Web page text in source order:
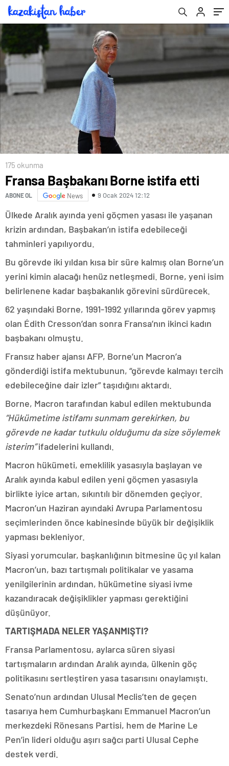
175 okunma
Fransa Başbakanı Borne istifa etti
ABONE OL News 9 Ocak 2024 12:12
Ülkede Aralık ayında yeni göçmen yasası ile yaşanan
krizin ardından, Başbakan’ın istifa edebileceği
tahminleri yapılıyordu.
Bu görevde iki yıldan kısa bir süre kalmış olan Borne’un
yerini kimin alacağı henüz netleşmedi. Borne, yeni isim
belirlenene kadar başbakanlık görevini sürdürecek.
62 yaşındaki Borne, 1991-1992 yıllarında görev yapmış
olan Édith Cresson’dan sonra Fransa’nın ikinci kadın
başbakanı olmuştu.
Fransız haber ajansı AFP, Borne’un Macron’a
gönderdiği istifa mektubunun, “görevde kalmayı tercih
edebileceğine dair izler” taşıdığını aktardı.
Borne, Macron tarafından kabul edilen mektubunda
“Hükümetime istifamı sunmam gerekirken, bu
görevde ne kadar tutkulu olduğumu da size söylemek
isterim”ifadelerini kullandı.
Macron hükümeti, emeklilik yasasıyla başlayan ve
Aralık ayında kabul edilen yeni göçmen yasasıyla
birlikte iyice artan, sıkıntılı bir dönemden geçiyor.
Macron’un Haziran ayındaki Avrupa Parlamentosu
seçimlerinden önce kabinesinde büyük bir değişiklik
yapması bekleniyor.
Siyasi yorumcular, başkanlığının bitmesine üç yıl kalan
Macron’un, bazı tartışmalı politikalar ve yasama
yenilgilerinin ardından, hükümetine siyasi ivme
kazandıracak değişiklikler yapması gerektiğini
düşünüyor.
TARTIŞMADA NELER YAŞANMIŞTI?
Fransa Parlamentosu, aylarca süren siyasi
tartışmaların ardından Aralık ayında, ülkenin göç
politikasını sertleştiren yasa tasarısını onaylamıştı.
Senato’nun ardından Ulusal Meclis’ten de geçen
tasarıya hem Cumhurbaşkanı Emmanuel Macron’un
merkezdeki Rönesans Partisi, hem de Marine Le
Pen’in lideri olduğu aşırı sağcı parti Ulusal Cephe
destek verdi.